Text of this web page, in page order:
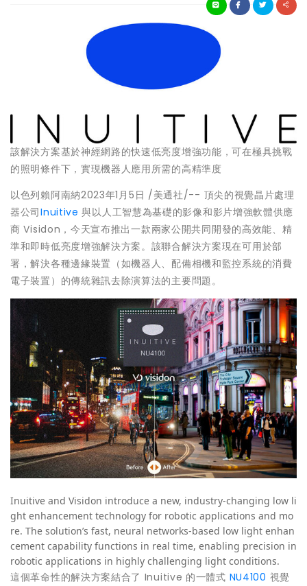
該解決方案基於神經網路的快速低亮度增強功能，可在極具挑戰
的照明條件下，實現機器人應用所需的高精準度
以色列賴阿南納2023年1月5日 /美通社/-- 頂尖的視覺晶片處理
器公司Inuitive 與以人工智慧為基礎的影像和影片增強軟體供應
商 Visidon，今天宣布推出一款兩家公開共同開發的高效能、精
準和即時低亮度增強解決方案。該聯合解決方案現在可用於部
署，解決各種邊緣裝置（如機器人、配備相機和監控系統的消費
電子裝置）的傳統雜訊去除演算法的主要問題。
Inuitive and Visidon introduce a new, industry-changing low li
ght enhancement technology for robotic applications and mo
re. The solution’s fast, neural networks-based low light enhan
cement capability functions in real time, enabling precision in
robotic applications in highly challenging light conditions.
這個革命性的解決方案結合了 Inuitive 的一體式 NU4100 視覺